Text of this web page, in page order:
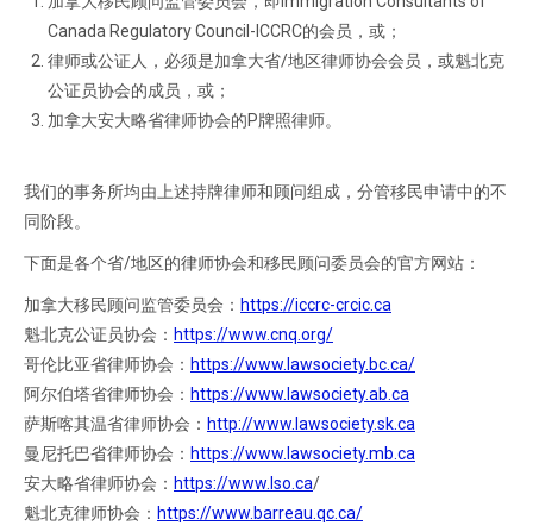
Canada Regulatory Council-ICCRC的会员，或；
律师或公证人，必须是加拿大省/地区律师协会会员，或魁北克
公证员协会的成员，或；
加拿大安大略省律师协会的P牌照律师。
我们的事务所均由上述持牌律师和顾问组成，分管移民申请中的不
同阶段。
下面是各个省/地区的律师协会和移民顾问委员会的官方网站：
加拿大移民顾问监管委员会： https://iccrc-crcic.ca
魁北克公证员协会： https://www.cnq.org/
哥伦比亚省律师协会： https://www.lawsociety.bc.ca/
阿尔伯塔省律师协会： https://www.lawsociety.ab.ca
萨斯喀其温省律师协会： http://www.lawsociety.sk.ca
曼尼托巴省律师协会： https://www.lawsociety.mb.ca
安大略省律师协会： https://www.lso.ca/
魁北克律师协会： https://www.barreau.qc.ca/